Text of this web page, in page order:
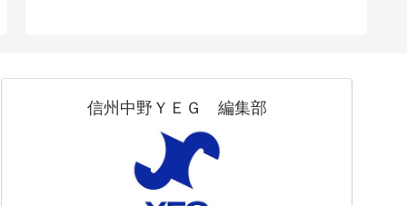
信州中野ＹＥＧ 編集部